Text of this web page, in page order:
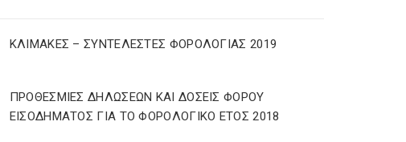
ΚΛΙΜΑΚΕΣ – ΣΥΝΤΕΛΕΣΤΕΣ ΦΟΡΟΛΟΓΙΑΣ 2019
ΠΡΟΘΕΣΜΙΕΣ ΔΗΛΩΣΕΩΝ ΚΑΙ ΔΟΣΕΙΣ ΦΟΡΟΥ
ΕΙΣΟΔΗΜΑΤΟΣ ΓΙΑ ΤΟ ΦΟΡΟΛΟΓΙΚΟ ΕΤΟΣ 2018